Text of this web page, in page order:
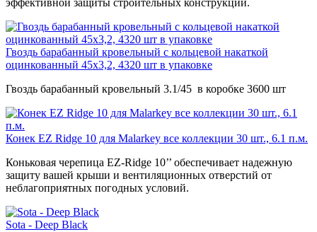
эффективной защиты строительных конструкций.
Гвоздь барабанный кровельный с кольцевой накаткой
оцинкованный 45х3,2, 4320 шт в упаковке
Гвоздь барабанный кровельный 3.1/45 в коробке 3600 шт
Конек EZ Ridge 10 для Malarkey все коллекции 30 шт., 6.1 п.м.
Коньковая черепица EZ-Ridge 10’’ обеспечивает надежную
защиту вашей крыши и вентиляционных отверстий от
неблагоприятных погодных условий.
Sota - Deep Black